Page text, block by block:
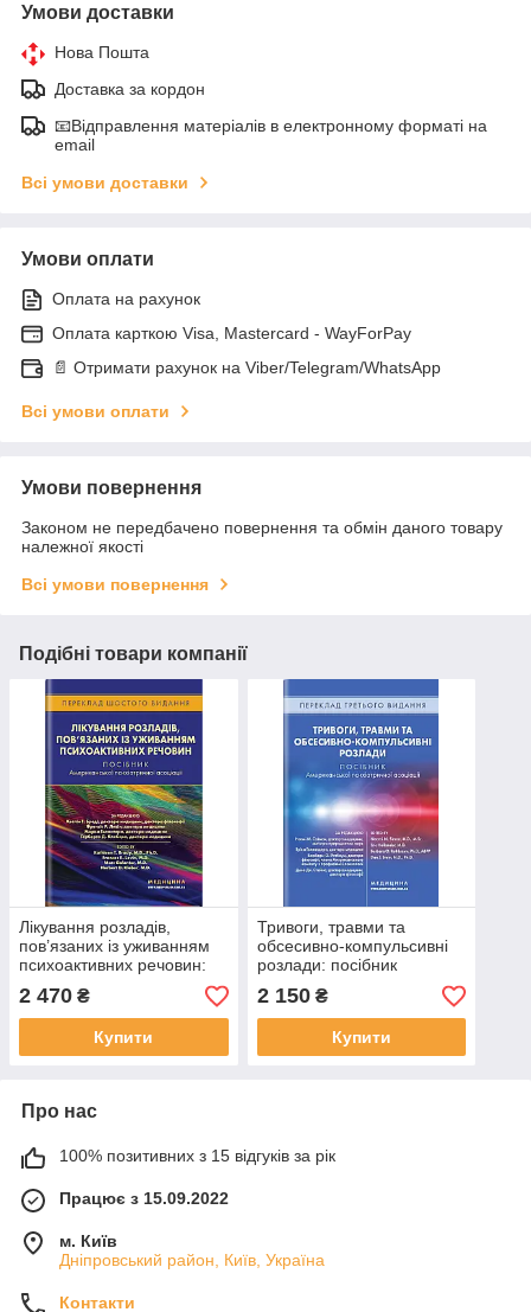
Умови доставки
Нова Пошта
Доставка за кордон
📧Відправлення матеріалів в електронному форматі на
email
Всі умови доставки
Умови оплати
Оплата на рахунок
Оплата карткою Visa, Mastercard - WayForPay
📄 Отримати рахунок на Viber/Telegram/WhatsApp
Всі умови оплати
Умови повернення
Законом не передбачено повернення та обмін даного товару
належної якості
Всі умови повернення
Подібні товари компанії
Лікування розладів,
пов’язаних із уживанням
психоактивних речовин:
посібник Американської
психіатричної асоціації: 6-
е видання
2 470 ₴
Купити
Тривоги, травми та
обсесивно-компульсивні
розлади: посібник
Американської
психіатричної асоціації: 3-
є видання
2 150₴
Купити
Про нас
100% позитивних з 15 відгуків за рік
Працює з 15.09.2022
м. Київ
Дніпровський район, Київ, Україна
Контакти